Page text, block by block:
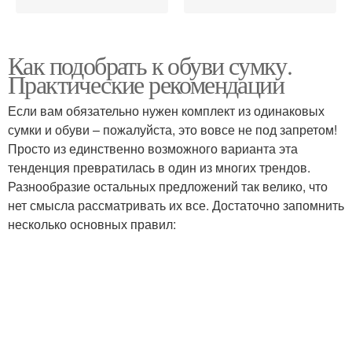
Как подобрать к обуви сумку.
Практические рекомендации
Если вам обязательно нужен комплект из одинаковых
сумки и обуви – пожалуйста, это вовсе не под запретом!
Просто из единственно возможного варианта эта
тенденция превратилась в один из многих трендов.
Разнообразие остальных предложений так велико, что
нет смысла рассматривать их все. Достаточно запомнить
несколько основных правил: